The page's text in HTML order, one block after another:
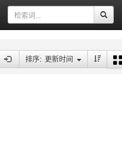
排序: 更新时间